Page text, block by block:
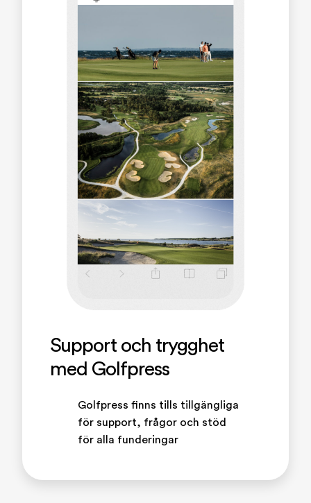
Support och trygghet
med Golfpress
Golfpress finns tills tillgängliga
för support, frågor och stöd
för alla funderingar